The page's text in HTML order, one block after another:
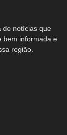
de notícias que
bem informada e
região.